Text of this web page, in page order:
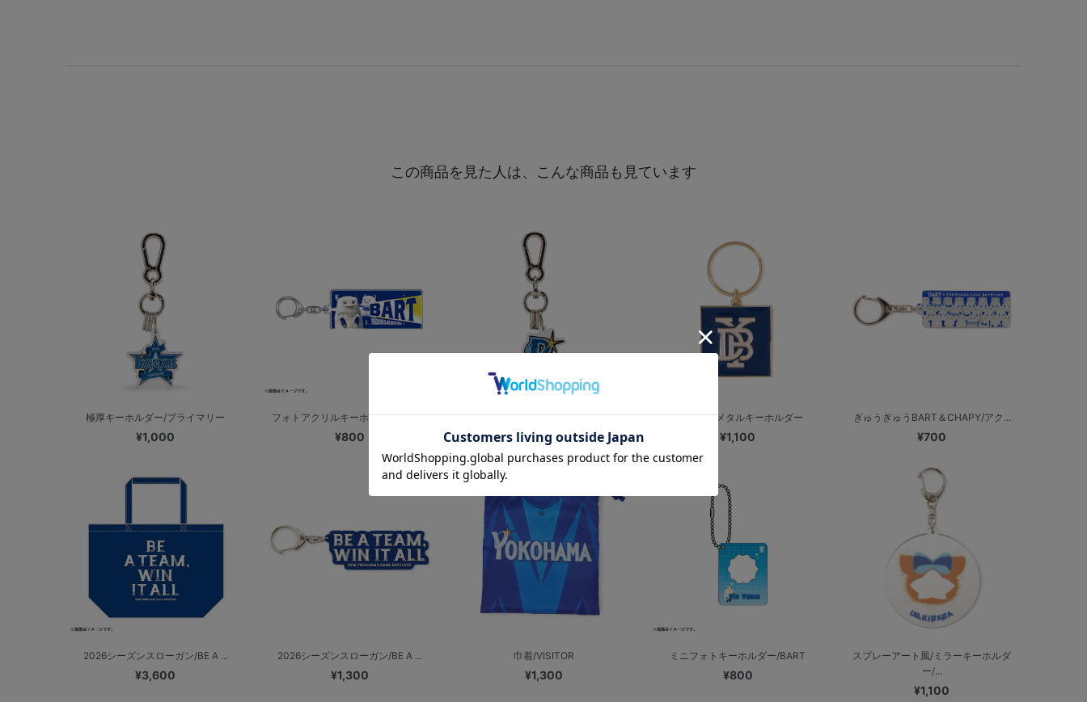
この商品を見た人は、こんな商品も見ています
極厚キーホルダー/プライマリー
¥1,000
フォトアクリルキーホルダー/BART
¥800
極厚キーホルダー/シンボルマーク
¥1,000
YDBロゴ/メタルキーホルダー
¥1,100
ぎゅうぎゅうBART＆CHAPY/アク...
¥700
2026シーズンスローガン/BE A ...
¥3,600
2026シーズンスローガン/BE A ...
¥1,300
巾着/VISITOR
¥1,300
ミニフォトキーホルダー/BART
¥800
スプレーアート風/ミラーキーホルダ
ー/...
¥1,100